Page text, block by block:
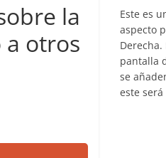
la
otros
Este es
aspecto
pantalla
se
este